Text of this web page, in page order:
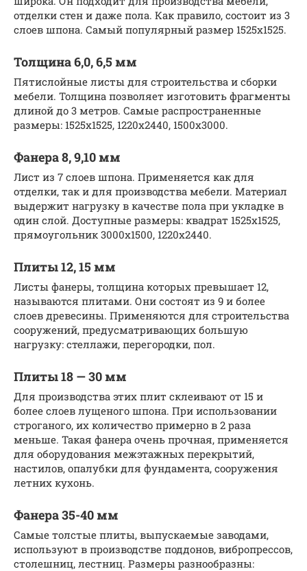
отделки стен и даже пола. Как правило, состоит из 3
слоев шпона. Самый популярный размер 1525х1525.
Толщина 6,0, 6,5 мм
Пятислойные листы для строительства и сборки
мебели. Толщина позволяет изготовить фрагменты
длиной до 3 метров. Самые распространенные
размеры: 1525х1525, 1220х2440, 1500х3000.
Фанера 8, 9,10 мм
Лист из 7 слоев шпона. Применяется как для
отделки, так и для производства мебели. Материал
выдержит нагрузку в качестве пола при укладке в
один слой. Доступные размеры: квадрат 1525х1525,
прямоугольник 3000х1500, 1220х2440.
Плиты 12, 15 мм
Листы фанеры, толщина которых превышает 12,
называются плитами. Они состоят из 9 и более
слоев древесины. Применяются для строительства
сооружений, предусматривающих большую
нагрузку: стеллажи, перегородки, пол.
Плиты 18 — 30 мм
Для производства этих плит склеивают от 15 и
более слоев лущеного шпона. При использовании
строганого, их количество примерно в 2 раза
меньше. Такая фанера очень прочная, применяется
для оборудования межэтажных перекрытий,
настилов, опалубки для фундамента, сооружения
летних кухонь.
Фанера 35-40 мм
Самые толстые плиты, выпускаемые заводами,
используют в производстве поддонов, вибропрессов,
столешниц, лестниц. Размеры разнообразны: